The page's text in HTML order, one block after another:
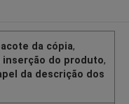
da cópia,
inserção do produto,
da descrição dos